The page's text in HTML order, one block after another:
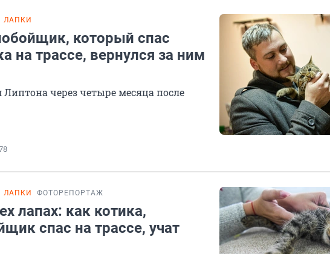
ЛАПКИ
который спас
на трассе, вернулся за ним
через четыре месяца после
ЛАПКИ ФОТОРЕПОРТАЖ
лапах: как котика,
спас на трассе, учат